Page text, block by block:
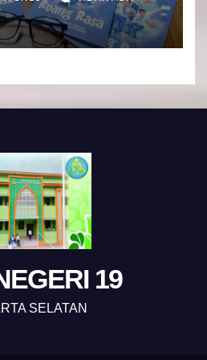
19
SELATAN